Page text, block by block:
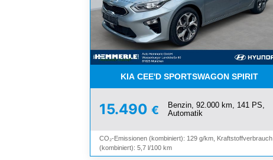
KIA CEE'D SPORTSWAGON SPIRIT
15.490 €
Benzin, 92.000 km, 141 PS,
Automatik
CO₂-Emissionen (kombiniert): 129 g/km, Kraftstoffverbrauch
(kombiniert): 5,7 l/100 km